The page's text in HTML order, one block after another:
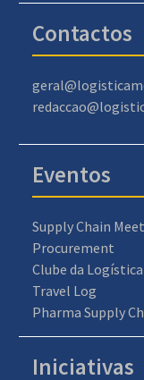
Contactos
Eventos
Supply Chain
Procurement
Clube da Logística
Travel Log
Pharma Supply
Iniciativas